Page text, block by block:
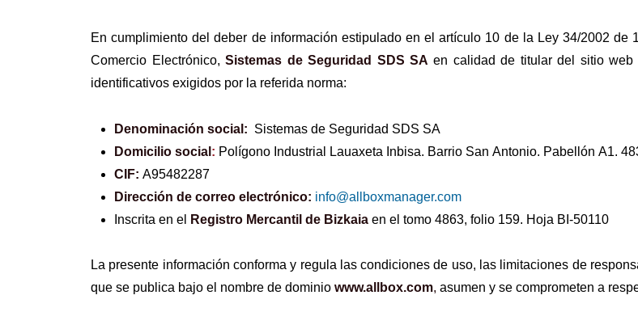
En cumplimiento del deber de información estipulado en el artículo 10 de la Ley 34/2002
Comercio Electrónico, Sistemas de Seguridad SDS SA en calidad de titular del sitio web
identificativos exigidos por la referida norma:
Denominación social: Sistemas de Seguridad SDS SA
Domicilio social : Polígono Industrial Lauaxeta Inbisa. Barrio San Antonio. Pabellón A1.
CIF: A95482287
Dirección de correo electrónico: info@allboxmanager.com
Inscrita en el
Registro Mercantil de Bizkaiaen el tomo 4863, folio 159. Hoja BI-50110
La presente información conforma y regula las condiciones de uso, las limitaciones de
que se publica bajo el nombre de dominio www.allbox.com, asumen y se comprometen a